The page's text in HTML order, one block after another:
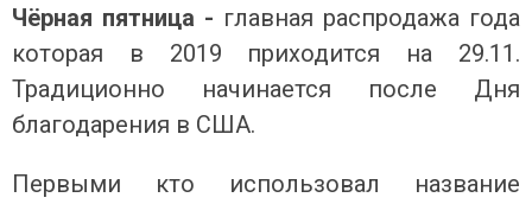
ЯКЕ ПОСТІЙНО ДИВУЄ: ЯК ОДЯГАТИСЯ,
ЗРАНКУ СПЕКА, А ВВЕЧЕРІ ВЖЕ ХОЧЕТЬСЯ
літа погода ніби вирішила перевірити всіх на
до сюрпризів. Зранку світить сонце і
після обіду приходить сильний...
КУПАЛЬНИК ІЗ НАКИДКОЮ
СПІДНИЦЕЮ: ЩО ОБРАТИ
Літо — це час, коли
впевнено та комфортно.
жінок звертають увагу не
Чёрная пятница - главная распродажа года
которая в 2019 приходится на 29.11.
Традиционно начинается после Дня
благодарения в США.
Первыми кто использовал название